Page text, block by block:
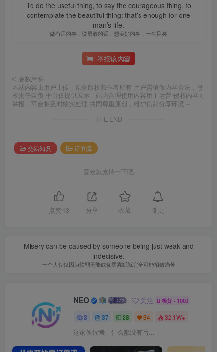
To do the useful thing, to say the courageous thing, to
contemplate the beautiful thing: that’s enough for one
man’s life.
做有用的事，说勇敢的话，想美好的事，一生足矣
举报该内容
© 版权声明
本站内容由用户上传，原创版权归作者所有 用户需确保内容合法，侵
权责任自负 平台仅提供展示，站内合理使用内容用于运营 侵权内容可
举报，平台将及时核实处理 共同尊重原创，维护良好分享环境～
THE END
交易知识 订单流
喜欢就支持一下吧
点赞 13 分享 收藏 催更
Misery can be caused by someone being just weak and
indecisive.
一个人仅仅因为软弱无能或优柔寡断就完全可能招致痛苦
NEO 关注 极好 · 1000
3 37 28 34 32.1W+
这家伙很懒，什么都没有写...